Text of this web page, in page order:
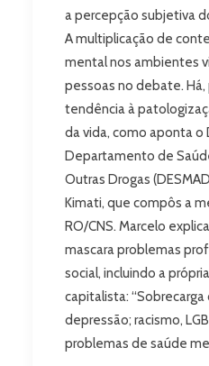
a percepção subjetiva
A multiplicação de
mental nos ambientes
pessoas no debate. Há,
tendência à
da vida, como aponta o
Departamento de
Outras Drogas
Kimati, que compôs a
RO/CNS. Marcelo
mascara problemas
social, incluindo a
capitalista: “Sobrecarga
depressão; racismo,
problemas de saúde